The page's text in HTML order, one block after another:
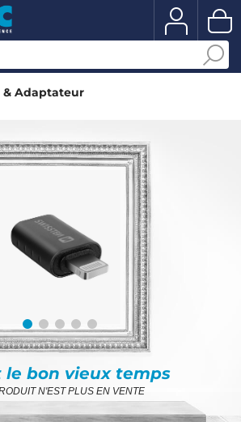
& Adaptateur
le bon vieux temps
N'EST PLUS EN VENTE